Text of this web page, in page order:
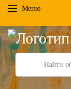
Меню
Search